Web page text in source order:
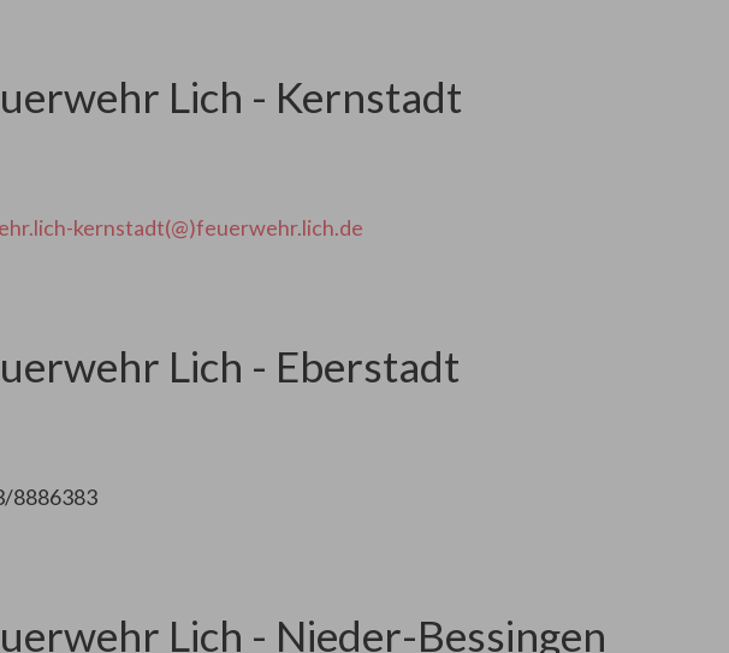
Lich - Kernstadt
kernstadt(@)feuerwehr.lich.de
Lich - Eberstadt
8886383
Lich - Nieder-Bessingen